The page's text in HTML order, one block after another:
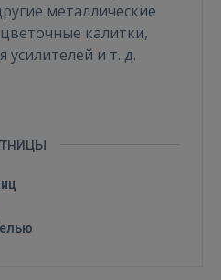
металлические
калитки,
и т. д.